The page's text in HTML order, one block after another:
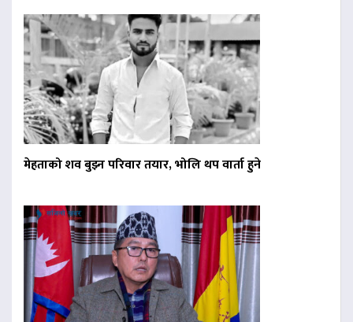
मेहताको शव बुझ्न परिवार तयार, भोलि थप वार्ता हुने